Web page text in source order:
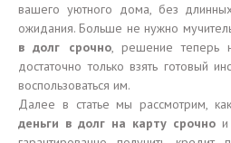
вашего уютного дома, без
ожидания. Больше не нужно
в долг срочно, решение теперь
достаточно только взять готовый
воспользоваться им.
Далее в статье мы рассмотрим,
деньги в долг на карту срочно